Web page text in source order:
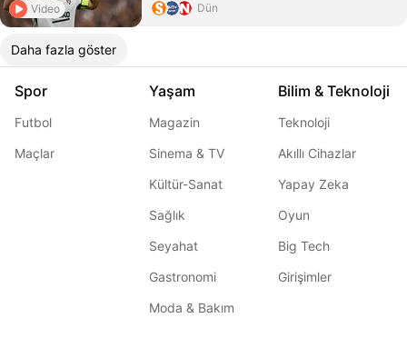
Video Dün
Daha fazla göster
Spor
Futbol
Maçlar
Yaşam
Magazin
Sinema & TV
Kültür-Sanat
Sağlık
Seyahat
Gastronomi
Moda & Bakım
Bilim & Teknoloji
Teknoloji
Akıllı Cihazlar
Yapay Zeka
Oyun
Big Tech
Girişimler